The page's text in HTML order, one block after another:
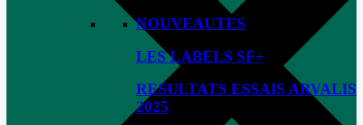
NOUVEAUTES
LES LABELS SF+
RESULTATS ESSAIS ARVALIS
2025